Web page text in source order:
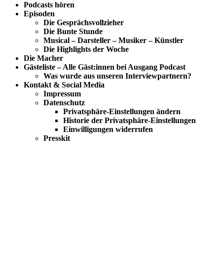
Podcasts hören
Episoden
Die Gesprächsvollzieher
Die Bunte Stunde
Musical – Darsteller – Musiker – Künstler
Die Highlights der Woche
Die Macher
Gästeliste – Alle Gäst:innen bei Ausgang Podcast
Was wurde aus unseren Interviewpartnern?
Kontakt & Social Media
Impressum
Datenschutz
Privatsphäre-Einstellungen ändern
Historie der Privatsphäre-Einstellungen
Einwilligungen widerrufen
Presskit